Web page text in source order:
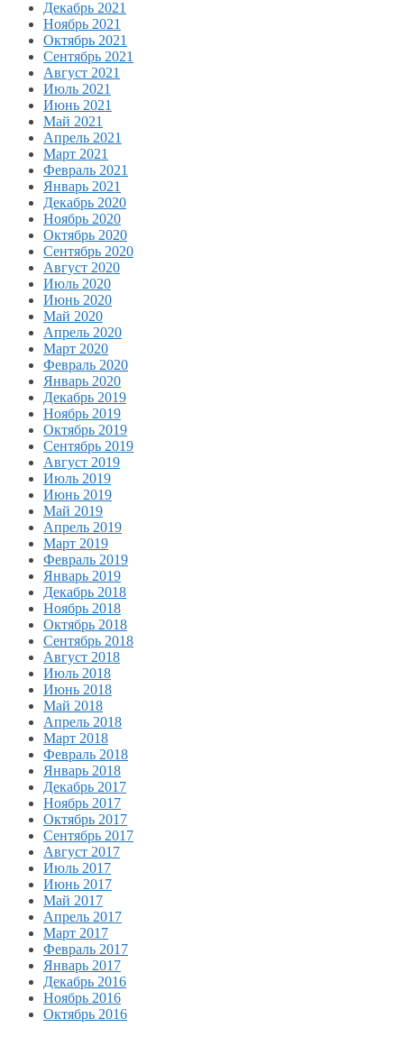
Декабрь 2021
Ноябрь 2021
Октябрь 2021
Сентябрь 2021
Август 2021
Июль 2021
Июнь 2021
Май 2021
Апрель 2021
Март 2021
Февраль 2021
Январь 2021
Декабрь 2020
Ноябрь 2020
Октябрь 2020
Сентябрь 2020
Август 2020
Июль 2020
Июнь 2020
Май 2020
Апрель 2020
Март 2020
Февраль 2020
Январь 2020
Декабрь 2019
Ноябрь 2019
Октябрь 2019
Сентябрь 2019
Август 2019
Июль 2019
Июнь 2019
Май 2019
Апрель 2019
Март 2019
Февраль 2019
Январь 2019
Декабрь 2018
Ноябрь 2018
Октябрь 2018
Сентябрь 2018
Август 2018
Июль 2018
Июнь 2018
Май 2018
Апрель 2018
Март 2018
Февраль 2018
Январь 2018
Декабрь 2017
Ноябрь 2017
Октябрь 2017
Сентябрь 2017
Август 2017
Июль 2017
Июнь 2017
Май 2017
Апрель 2017
Март 2017
Февраль 2017
Январь 2017
Декабрь 2016
Ноябрь 2016
Октябрь 2016